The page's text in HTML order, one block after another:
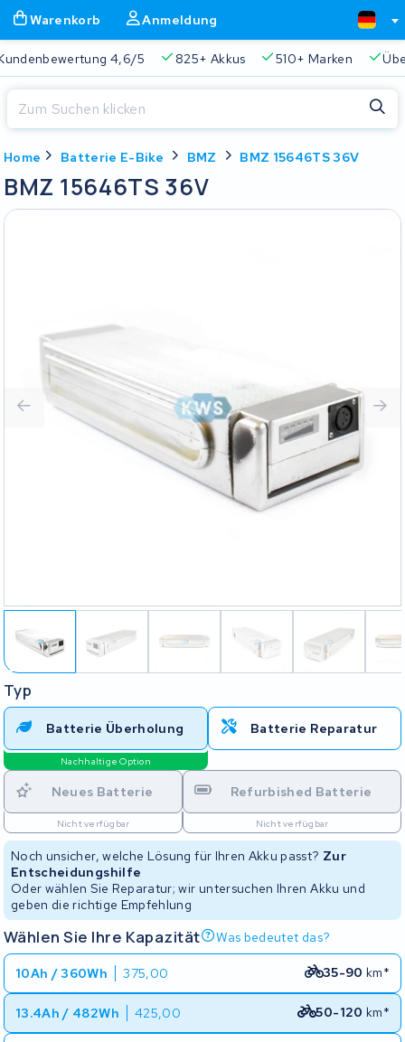
Warenkorb Anmeldung
4,6/5 825+ Akkus 510+ Marken Über 45.000 Akkus
Home Batterie E-Bike BMZ BMZ 15646TS 36V
BMZ 15646TS 36V
Typ
Batterie Überholung
Nachhaltige Option
Batterie Reparatur
Neues Batterie
Nicht verfügbar
Refurbished Batterie
Nicht verfügbar
Noch unsicher, welche Lösung für Ihren Akku passt? Zur
Entscheidungshilfe
Oder wählen Sie Reparatur; wir untersuchen Ihren Akku und
geben die richtige Empfehlung
Wählen Sie Ihre Kapazität Was bedeutet das?
10Ah / 360Wh 375,00 35-90 km*
13.4Ah / 482Wh 425,00 50-120 km*
Schließen
Beginnen Sie mit der Eingabe in der Suchleiste, um zu suchen